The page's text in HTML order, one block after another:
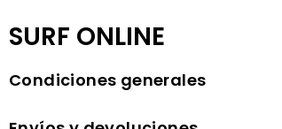
SURF ONLINE
Condiciones generales